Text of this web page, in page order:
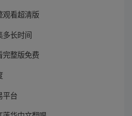
观看超清版
多长时间
完整版免费
平台